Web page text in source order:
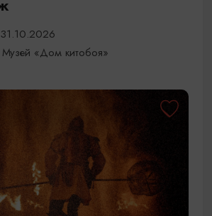
«Дом китобоя»